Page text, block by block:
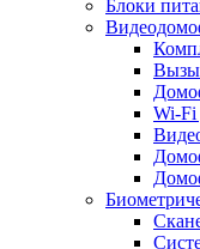
Блоки
Wi-